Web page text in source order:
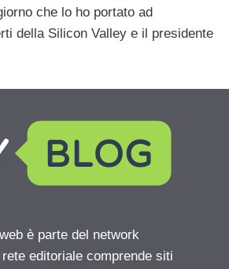
che lo ho portato ad
della Silicon Valley e il presidente
è parte del network
editoriale comprende siti